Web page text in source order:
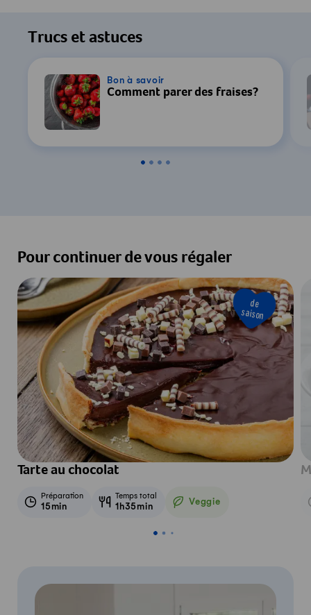
consentement au traitement des données
par YouTube est requis. Pour plus de
confidentialité
Accepter & Afficher
Trucs et astuces
Bon à savoir
Comment parer des fraises?
Pour continuer de vous régaler
de
saison
Tarte au chocolat
Préparation
15min
Temps total
1h35min Veggie
Veggie